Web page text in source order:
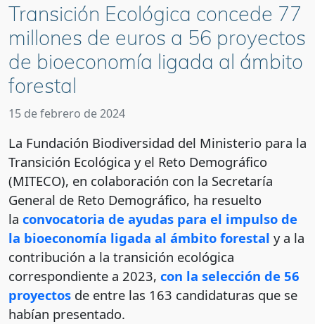
Transición Ecológica concede 77
millones de euros a 56 proyectos
de bioeconomía ligada al ámbito
forestal
15 de febrero de 2024
La Fundación Biodiversidad del Ministerio para la
Transición Ecológica y el Reto Demográfico
(MITECO), en colaboración con la Secretaría
General de Reto Demográfico, ha resuelto
la convocatoria de ayudas para el impulso de
la bioeconomía ligada al ámbito forestal y a la
contribución a la transición ecológica
correspondiente a 2023, con la selección de 56
proyectos de entre las 163 candidaturas que se
habían presentado.